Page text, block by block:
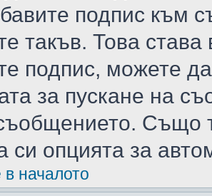
подпис към
такъв. Това
подпис, можете
за пускане на
Също
опцията за
началото